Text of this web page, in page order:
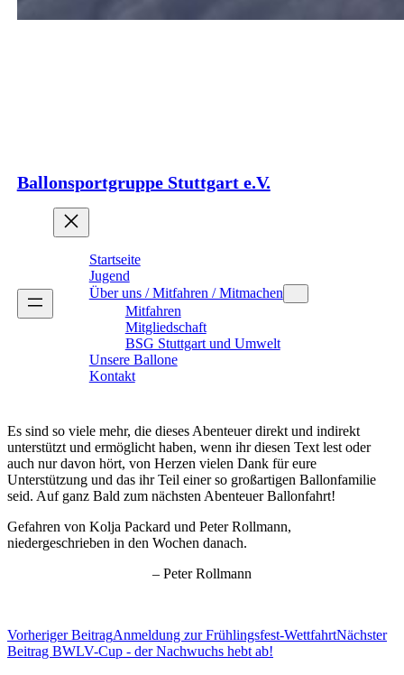
Ballonsportgruppe Stuttgart e.V.
Startseite
Jugend
Über uns / Mitfahren / Mitmachen
Mitfahren
Mitgliedschaft
BSG Stuttgart und Umwelt
Unsere Ballone
Kontakt
Es sind so viele mehr, die dieses Abenteuer direkt und indirekt
unterstützt und ermöglicht haben, wenn ihr diesen Text lest oder
auch nur davon hört, von Herzen vielen Dank für eure
Unterstützung und das ihr Teil einer so großartigen Ballonfamilie
seid. Auf ganz Bald zum nächsten Abenteuer Ballonfahrt!
Gefahren von Kolja Packard und Peter Rollmann,
niedergeschrieben in den Wochen danach.
– Peter Rollmann
Vorheriger BeitragAnmeldung zur Frühlingsfest-WettfahrtNächster
Beitrag BWLV-Cup - der Nachwuchs hebt ab!